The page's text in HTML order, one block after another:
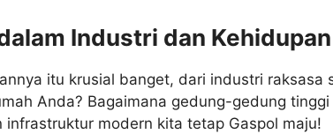
Industri dan
itu krusial banget, dari industri
Anda? Bagaimana gedung-gedung
infrastruktur modern kita tetap Gaspol maju!